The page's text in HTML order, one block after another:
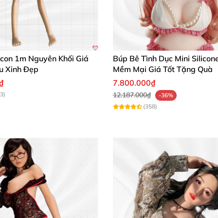
đầu)
1m Nguyên Khối Giá
Xinh Đẹp
Búp Bê Tình Dục Mini
Mềm Mại Giá Tốt Tặng Quà
7.800.000₫
12.187.000₫
-36%
(358)